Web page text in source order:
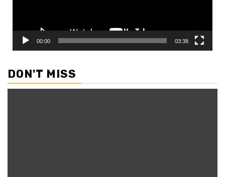
00:00 03:38
DON'T MISS